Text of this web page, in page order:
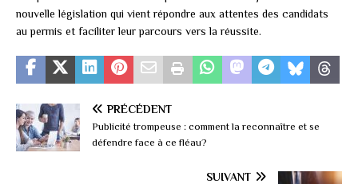
nouvelle législation qui vient répondre aux attentes des candidats
au permis et faciliter leur parcours vers la réussite.
PRÉCÉDENT
Publicité trompeuse : comment la reconnaître et se
défendre face à ce fléau?
SUIVANT